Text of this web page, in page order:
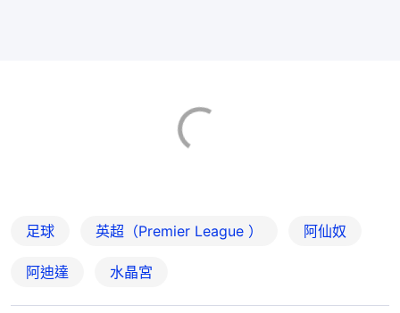
足球 英超（Premier League ） 阿仙奴
阿迪達 水晶宮